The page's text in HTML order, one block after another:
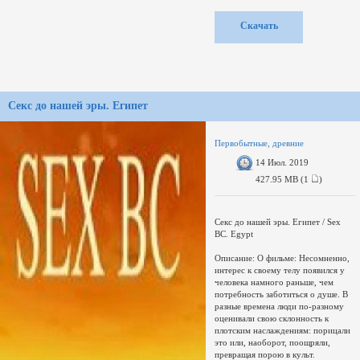
Опустошительная эпидемия?
Истребили другие люди? Или он
Ведется невероятное расследование
правду: кто убил неандертальца?
Доп. информация:
Автор релиза -
Источник видео
Скачать
Секс до нашей эры. Египет
Первобытные, древние
14 Июл. 2019
427.95 MB (1
)
Секс до нашей эры. Египет / Sex
BC. Egypt
Описание: О фильме: Несомненно,
интерес к своему телу появился у
человека намного раньше, чем
потребность заботиться о душе. В
разные времена люди по-разному
оценивали свою склонность к
плотским наслаждениям: порицали
это или, наоборот, поощряли,
превращая порою в культ.